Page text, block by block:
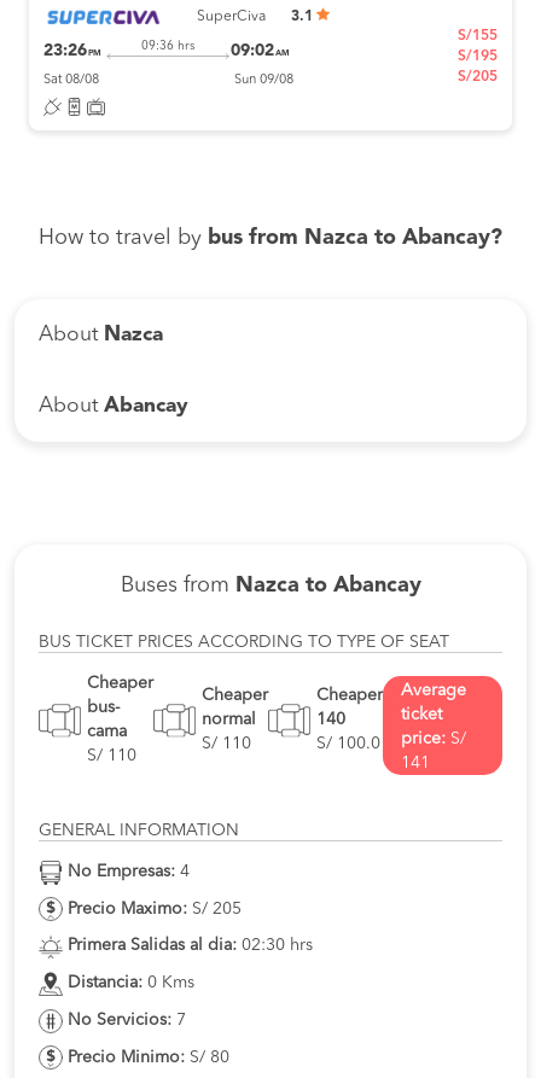
SuperCiva 3.1
23:26 PM
09:36 hrs 09:02AM
Sat 08/08 Sun 09/08
S/155
S/195
S/205
How to travel by bus from Nazca to Abancay?
About Nazca
About Abancay
Buses from Nazca to Abancay
BUS TICKET PRICES ACCORDING TO TYPE OF SEAT
Cheaper
bus-
cama
S/ 110
Cheaper
normal
S/ 110
Cheaper
140
S/ 100.0
Average
ticket
price: S/
141
GENERAL INFORMATION
No Empresas: 4
Precio Maximo: S/ 205
Primera Salidas al dia: 02:30 hrs
Distancia: 0 Kms
No Servicios: 7
Precio Minimo: S/ 80